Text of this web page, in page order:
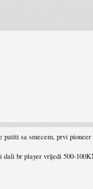
sa smecem, prvi
br player vrijedi 500-